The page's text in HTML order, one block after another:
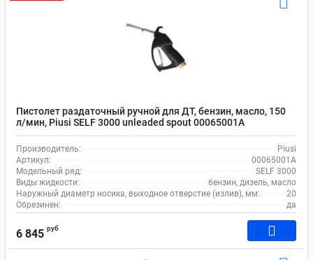
Пистолет раздаточный ручной для ДТ, бензин, масло, 150
л/мин, Piusi SELF 3000 unleaded spout 00065001A
Производитель:
Piusi
Артикул:
00065001A
Модельный ряд:
SELF 3000
Виды жидкости:
бензин, дизель, масло
Наружный диаметр носика, выходное отверстие (излив), мм:
20
Обрезинен:
да
6 845 руб